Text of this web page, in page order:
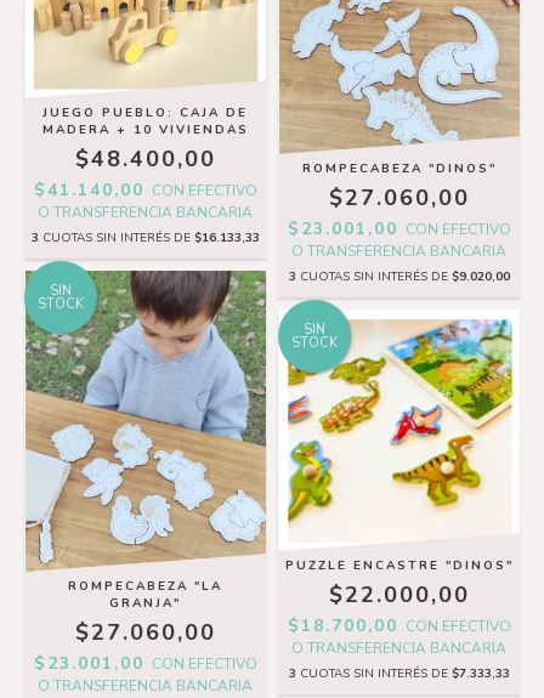
JUEGO PUEBLO: CAJA DE
MADERA + 10 VIVIENDAS
$48.400,00
$41.140,00 CON EFECTIVO
O TRANSFERENCIA BANCARIA
3 CUOTAS SIN INTERÉS DE $16.133,33
ROMPECABEZA "DINOS"
$27.060,00
$23.001,00 CON EFECTIVO
O TRANSFERENCIA BANCARIA
3 CUOTAS SIN INTERÉS DE $9.020,00
SIN
STOCK
ROMPECABEZA "LA
GRANJA"
$27.060,00
$23.001,00 CON EFECTIVO
O TRANSFERENCIA BANCARIA
SIN
STOCK
PUZZLE ENCASTRE "DINOS"
$22.000,00
$18.700,00 CON EFECTIVO
O TRANSFERENCIA BANCARIA
3 CUOTAS SIN INTERÉS DE $7.333,33